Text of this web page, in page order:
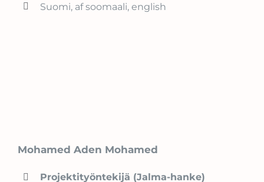
Suomi, af soomaali, english
Mohamed Aden Mohamed
Projektityöntekijä (Jalma-hanke)